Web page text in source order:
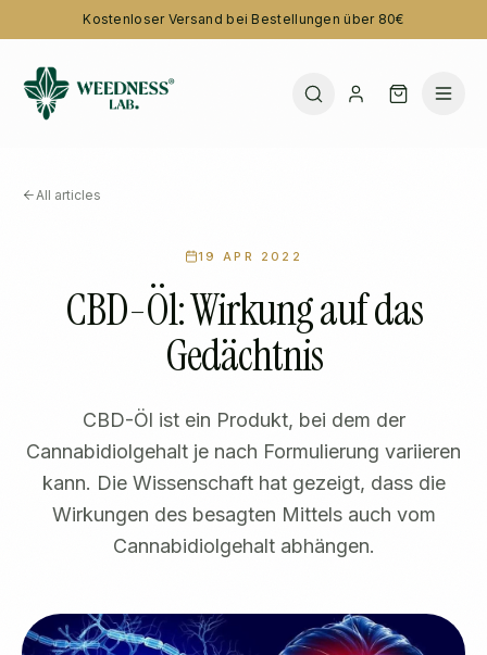
Kostenloser Versand bei Bestellungen über 80€
All articles
19 APR 2022
CBD-Öl: Wirkung auf das
Gedächtnis
CBD-Öl ist ein Produkt, bei dem der
Cannabidiolgehalt je nach Formulierung variieren
kann. Die Wissenschaft hat gezeigt, dass die
Wirkungen des besagten Mittels auch vom
Cannabidiolgehalt abhängen.